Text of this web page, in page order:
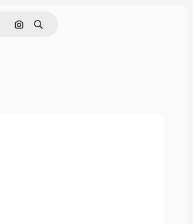
Поиск по изображению
Поиск